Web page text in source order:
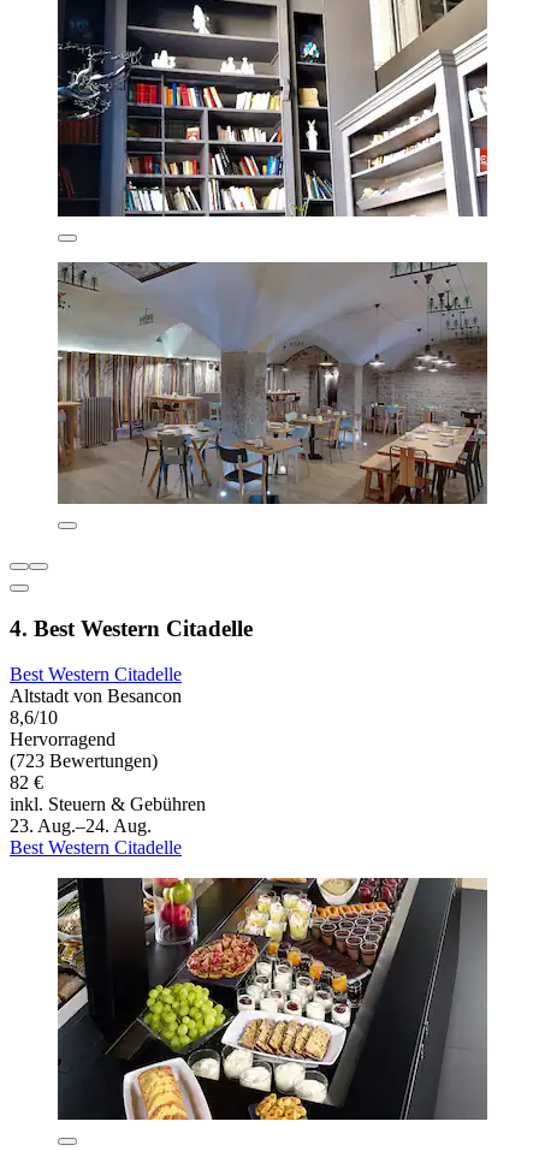
4. Best Western Citadelle
Best Western Citadelle
Altstadt von Besancon
8,6/10
Hervorragend
(723 Bewertungen)
82 €
inkl. Steuern & Gebühren
23. Aug.–24. Aug.
Best Western Citadelle